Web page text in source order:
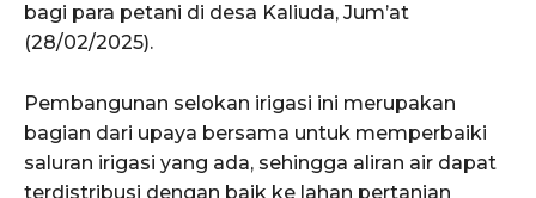
bagi para petani di desa Kaliuda, Jum’at
(28/02/2025).
Pembangunan selokan irigasi ini merupakan
bagian dari upaya bersama untuk memperbaiki
saluran irigasi yang ada, sehingga aliran air dapat
terdistribusi dengan baik ke lahan pertanian